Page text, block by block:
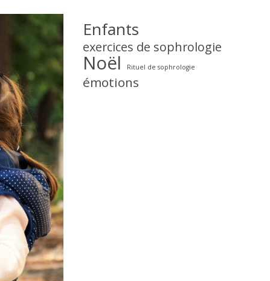
Enfants
exercices de sophrologie
Noël Rituel de sophrologie
émotions